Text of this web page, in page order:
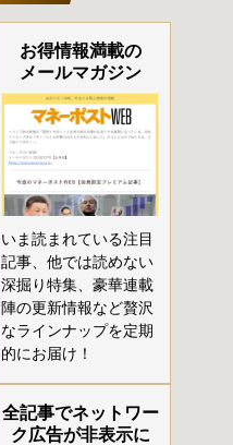
お得情報満載の
メールマガジン
いま読まれている注目
記事、他では読めない
深掘り特集、豪華連載
陣の更新情報など贅沢
なラインナップを定期
的にお届け！
全記事でネットワー
ク広告が非表示に